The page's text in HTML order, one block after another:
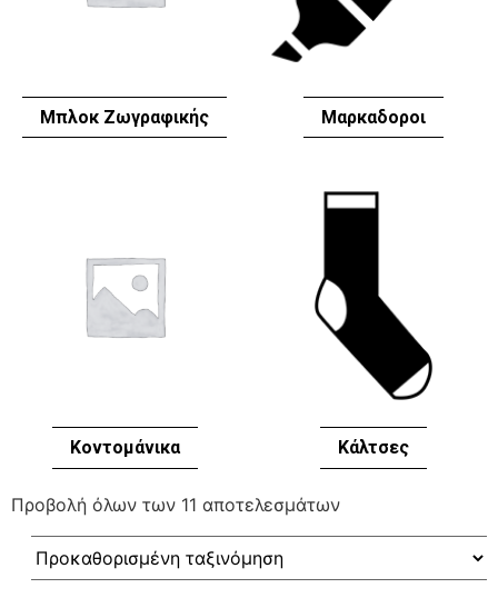
Μπλοκ Ζωγραφικής Μαρκαδοροι
Κοντομάνικα Κάλτσες
Προβολή όλων των 11 αποτελεσμάτων